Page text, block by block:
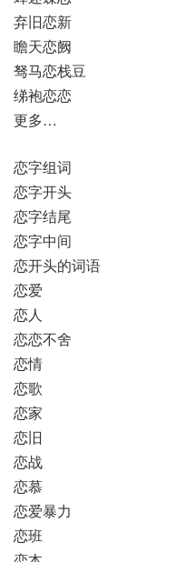
弃旧恋新
瞻天恋阙
驽马恋栈豆
绨袍恋恋
更多…
恋字组词
恋字开头
恋字结尾
恋字中间
恋开头的词语
恋爱
恋人
恋恋不舍
恋情
恋歌
恋家
恋旧
恋战
恋慕
恋爱暴力
恋班